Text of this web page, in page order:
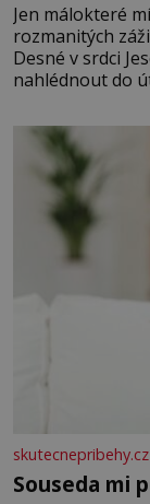
Jen málokteré
rozmanitých
Desné v srdci
nahlédnout do
se na
Velkých
skutecnepribehy.cz
Souseda mi